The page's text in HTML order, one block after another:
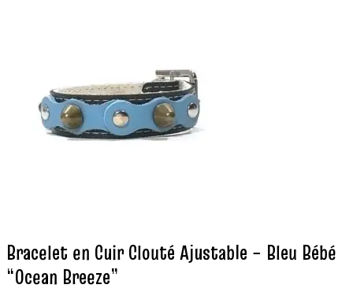
Bracelet en Cuir Clouté Ajustable – Bleu Bébé
“Ocean Breeze”